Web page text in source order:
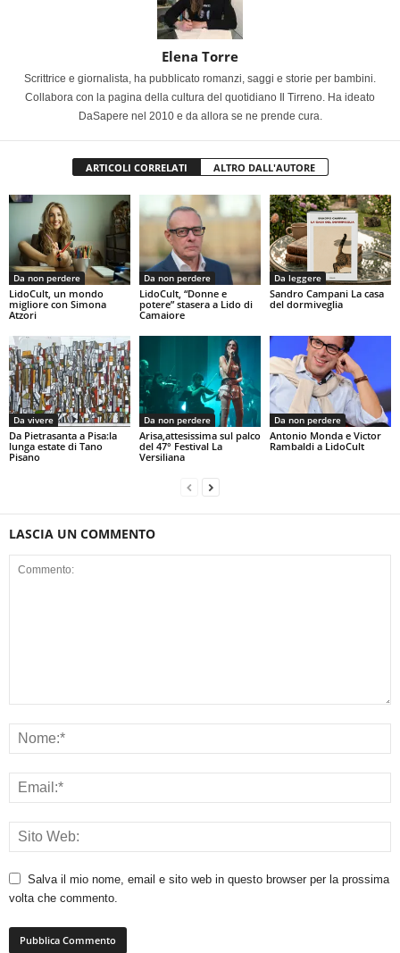
Elena Torre
Scrittrice e giornalista, ha pubblicato romanzi, saggi e storie per bambini.
Collabora con la pagina della cultura del quotidiano Il Tirreno. Ha ideato
DaSapere nel 2010 e da allora se ne prende cura.
ARTICOLI CORRELATI ALTRO DALL'AUTORE
Da non perdere
LidoCult, un mondo
migliore con Simona
Atzori
Da non perdere
LidoCult, “Donne e
potere” stasera a Lido di
Camaiore
Da leggere
Sandro Campani La casa
del dormiveglia
Da vivere
Da Pietrasanta a Pisa:la
lunga estate di Tano
Pisano
Da non perdere
Arisa,attesissima sul palco
del 47° Festival La
Versiliana
Da non perdere
Antonio Monda e Victor
Rambaldi a LidoCult
LASCIA UN COMMENTO
Salva il mio nome, email e sito web in questo browser per la prossima
volta che commento.